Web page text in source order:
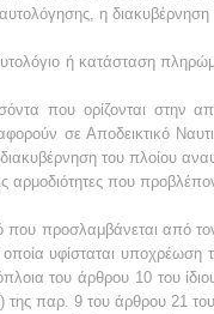
η
ή κατάσταση
που ορίζονται στην
σε Αποδεικτικό
του πλοίου
αρμοδιότητες που
προσλαμβάνεται από
υφίσταται
του άρθρου 10 του
της παρ. 9 του άρθρου 21